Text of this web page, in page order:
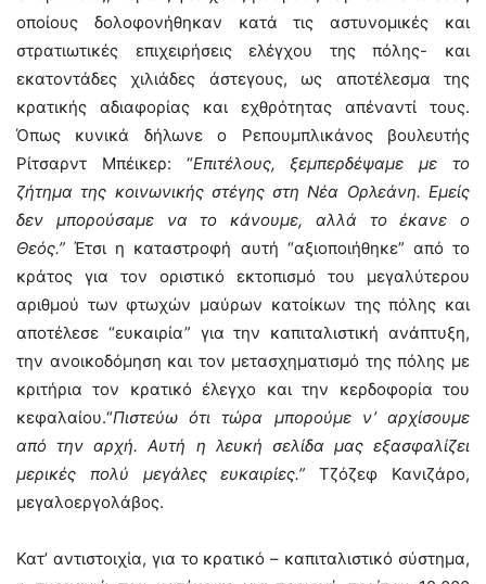
οποίους δολοφονήθηκαν κατά τις αστυνομικές και
στρατιωτικές επιχειρήσεις ελέγχου της πόλης- και
εκατοντάδες χιλιάδες άστεγους, ως αποτέλεσμα της
κρατικής αδιαφορίας και εχθρότητας απέναντί τους.
Όπως κυνικά δήλωνε ο Ρεπουμπλικάνος βουλευτής
Ρίτσαρντ Μπέικερ: “Επιτέλους, ξεμπερδέψαμε με το
ζήτημα της κοινωνικής στέγης στη Νέα Ορλεάνη. Εμείς
δεν μπορούσαμε να το κάνουμε, αλλά το έκανε ο
Θεός.”Έτσι η καταστροφή αυτή “αξιοποιήθηκε” από το
κράτος για τον οριστικό εκτοπισμό του μεγαλύτερου
αριθμού των φτωχών μαύρων κατοίκων της πόλης και
αποτέλεσε “ευκαιρία” για την καπιταλιστική ανάπτυξη,
την ανοικοδόμηση και τον μετασχηματισμό της πόλης με
κριτήρια τον κρατικό έλεγχο και την κερδοφορία του
κεφαλαίου.“Πιστεύω ότι τώρα μπορούμε ν’ αρχίσουμε
από την αρχή. Αυτή η λευκή σελίδα μας εξασφαλίζει
μερικές πολύ μεγάλες ευκαιρίες.”Τζόζεφ Κανιζάρο,
μεγαλοεργολάβος.
Κατ’ αντιστοιχία, για το κρατικό – καπιταλιστικό σύστημα,